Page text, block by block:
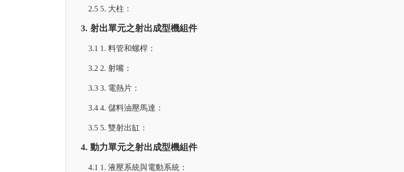
2.5 5. 大柱：
3. 射出單元之射出成型機組件
3.1 1. 料管和螺桿：
3.2 2. 射嘴：
3.3 3. 電熱片：
3.4 4. 儲料油壓馬達：
3.5 5. 雙射出缸：
4. 動力單元之射出成型機組件
4.1 1. 液壓系統與電動系統：